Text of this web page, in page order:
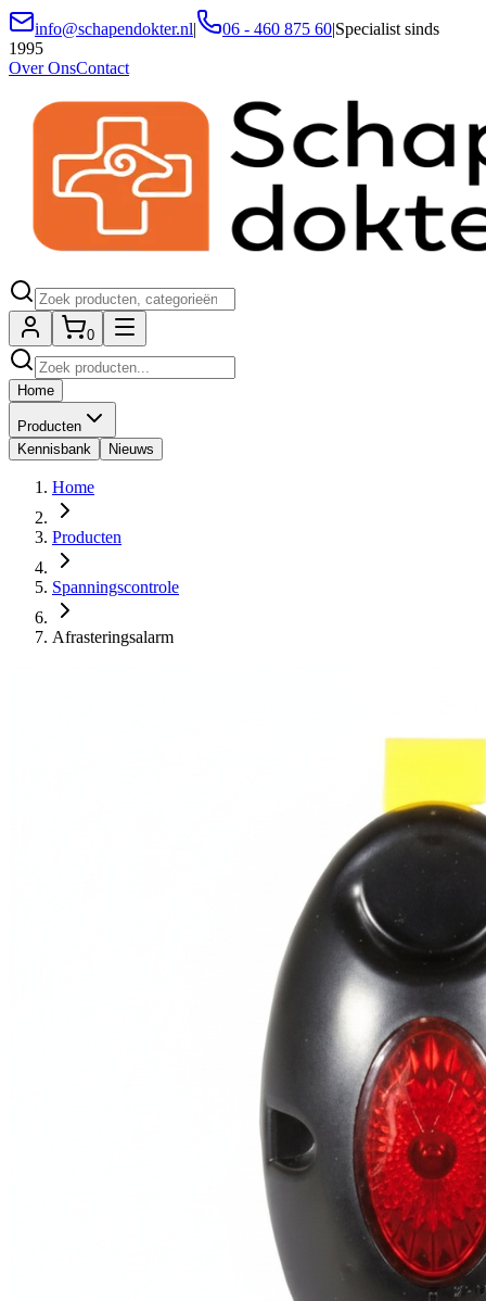
info@schapendokter.nl| 06 - 460 875 60|Specialist sinds
1995
Over OnsContact
0
Home
Producten
Kennisbank
Nieuws
Home
Producten
Spanningscontrole
Afrasteringsalarm